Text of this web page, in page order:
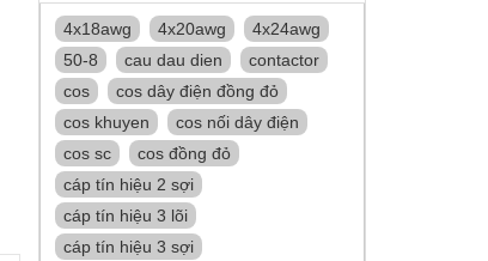
4x18awg 4x20awg
4x24awg
50-8
cau dau dien
contactor
cos
cos dây điện đồng đỏ
cos khuyen
cos nối dây điện
cos sc
cos đồng đỏ
cáp tín hiệu 2 sợi
cáp tín hiệu 3 lõi
cáp tín hiệu 3 sợi